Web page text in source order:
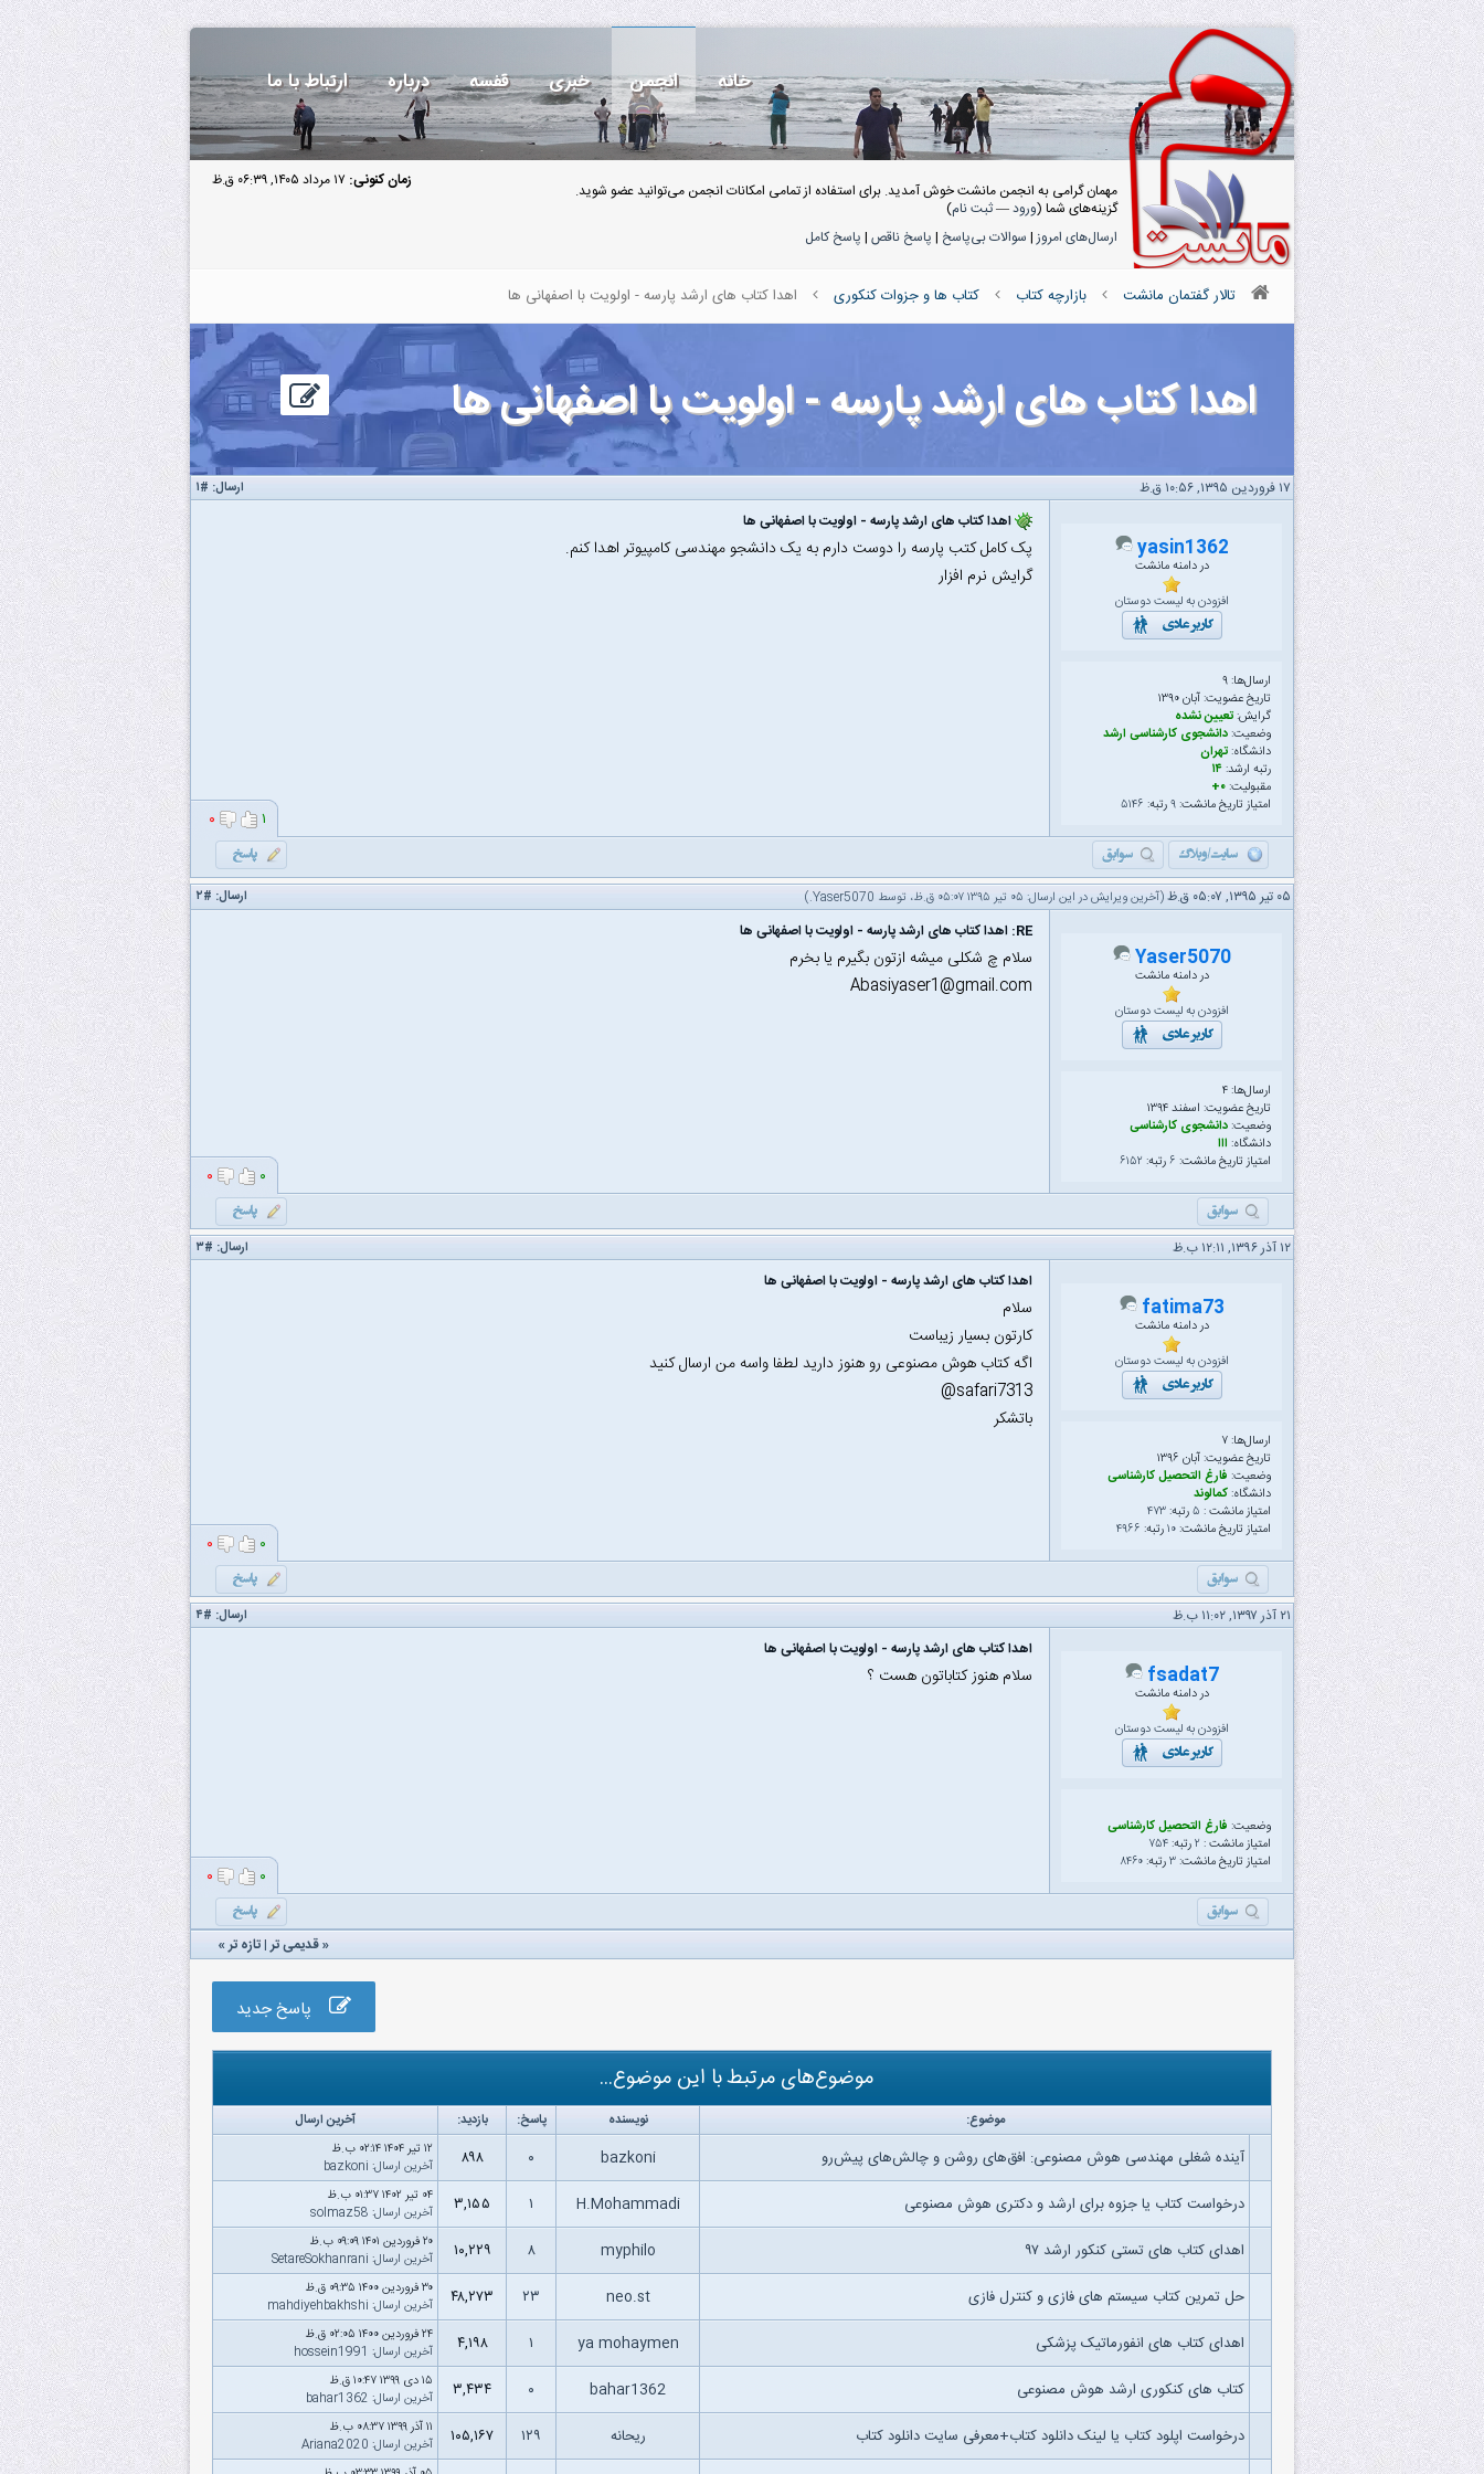
خانه انجمن خبری قفسه درباره ارتباط با ما
زمان کنونی: ۱۷ مرداد ۱۴۰۵, ۰۶:۳۹ ق.ظ
مهمان گرامی به انجمن مانشت خوش آمدید. برای استفاده از تمامی امکانات انجمن می‌توانید عضو شوید.
گزینه‌های شما (ورود—ثبت نام)
ارسال‌های امروز| سوالات بی‌پاسخ | پاسخ ناقص | پاسخ کامل
تالار گفتمان مانشت بازارچه کتاب کتاب ها و جزوات کنکوری اهدا کتاب های ارشد پارسه - اولویت با اصفهانی ها
اهدا کتاب های ارشد پارسه - اولویت با اصفهانی ها
ارسال: #۱ ۱۷ فروردین ۱۳۹۵, ۱۰:۵۶ ق.ظ
yasin1362
در دامنه مانشت
افزودن به لیست دوستان
ارسال‌ها: ۹
تاریخ عضویت: آبان ۱۳۹۰
گرایش:تعیین نشده
وضعیت:دانشجوی کارشناسی ارشد
دانشگاه:تهران
رتبه ارشد:۱۴
مقبولیت:۰+
امتیاز تاریخ مانشت:۹رتبه: ۵۱۴۶
اهدا کتاب های ارشد پارسه - اولویت با اصفهانی ها
پک کامل کتب پارسه را دوست دارم به یک دانشجو مهندسی کامپیوتر اهدا کنم.
گرایش نرم افزار
۱ ۰
ارسال: #۲ ۰۵ تیر ۱۳۹۵, ۰۵:۰۷ ق.ظ (آخرین ویرایش در این ارسال: ۰۵ تیر ۱۳۹۵ ۰۵:۰۷ ق.ظ، توسط Yaser5070
.)
Yaser5070
در دامنه مانشت
افزودن به لیست دوستان
ارسال‌ها: ۴
تاریخ عضویت: اسفند ۱۳۹۴
وضعیت:دانشجوی کارشناسی
دانشگاه: ااا
امتیاز تاریخ مانشت: ۶رتبه: ۶۱۵۲
RE: اهدا کتاب های ارشد پارسه - اولویت با اصفهانی ها
سلام چ شکلی میشه ازتون بگیرم یا بخرم
Abasiyaser1@gmail.com
۰ ۰
ارسال: #۳ ۱۲ آذر ۱۳۹۶, ۱۲:۱۱ ب.ظ
fatima73
در دامنه مانشت
افزودن به لیست دوستان
ارسال‌ها: ۷
تاریخ عضویت: آبان ۱۳۹۶
وضعیت: فارغ التحصیل کارشناسی
دانشگاه:کمالوند
امتیاز مانشت : ۵رتبه:۴۷۳
امتیاز تاریخ مانشت:۱۰رتبه: ۴۹۶۶
اهدا کتاب های ارشد پارسه - اولویت با اصفهانی ها
سلام
کارتون بسیار زیباست
اگه کتاب هوش مصنوعی رو هنوز دارید لطفا واسه من ارسال کنید
safari7313@
باتشکر
۰ ۰
ارسال: #۴ ۲۱ آذر ۱۳۹۷, ۱۱:۰۲ ب.ظ
fsadat7
در دامنه مانشت
افزودن به لیست دوستان
وضعیت: فارغ التحصیل کارشناسی
امتیاز مانشت : ۲رتبه:۷۵۴
امتیاز تاریخ مانشت:۳رتبه:۸۴۶۰
اهدا کتاب های ارشد پارسه - اولویت با اصفهانی ها
سلام هنوز کتاباتون هست ؟
۰ ۰
«قدیمی تر|تازه‌ تر»
پاسخ جدید
موضوع‌های مرتبط با این موضوع...
موضوع: نویسنده پاسخ: بازدید: آخرین ارسال
آینده شغلی مهندسی هوش مصنوعی: افق‌های روشن و چالش‌های پیش‌رو bazkoni ۰ ۸۹۸
۱۲ تیر ۱۴۰۴ ۰۲:۱۴ ب.ظ
آخرین ارسال:
bazkoni
درخواست کتاب یا جزوه برای ارشد و دکتری هوش مصنوعی H.Mohammadi ۱ ۳,۱۵۵
۰۴ تیر ۱۴۰۲ ۰۱:۳۷ ب.ظ
آخرین ارسال:
solmaz58
اهدای کتاب های تستی کنکور ارشد ۹۷ myphilo ۸ ۱۰,۲۲۹
۲۰ فروردین ۱۴۰۱ ۰۹:۰۹ ب.ظ
آخرین ارسال:
SetareSokhanrani
حل تمرین کتاب سیستم های فازی و کنترل فازی neo.st ۲۳ ۴۸,۲۷۳
۳۰ فروردین ۱۴۰۰ ۰۹:۳۵ ق.ظ
آخرین ارسال:
mahdiyehbakhshi
اهدای کتاب های انفورماتیک پزشکی ya mohaymen ۱ ۴,۱۹۸
۲۴ فروردین ۱۴۰۰ ۰۲:۰۵ ق.ظ
آخرین ارسال:
hossein1991
کتاب های کنکوری ارشد هوش مصنوعی bahar1362 ۰ ۳,۴۳۴
۱۵ دى ۱۳۹۹ ۱۰:۴۷ ق.ظ
آخرین ارسال:
bahar1362
درخواست اپلود کتاب یا لینک دانلود کتاب+معرفی سایت دانلود کتاب ریحانه ۱۲۹ ۱۰۵,۱۶۷
۱۱ آذر ۱۳۹۹ ۰۸:۳۷ ب.ظ
آخرین ارسال:
Ariana2020